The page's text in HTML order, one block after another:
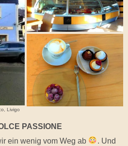
Livigo
PASSIONE
ein wenig vom Weg ab
. Und